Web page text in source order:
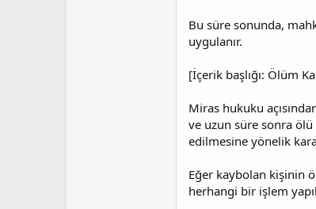
Bu süre sonunda,
uygulanır.
[İçerik başlığı: Ölüm
Miras hukuku
ve uzun süre sonra
edilmesine yönelik
Eğer kaybolan kişinin
herhangi bir işlem